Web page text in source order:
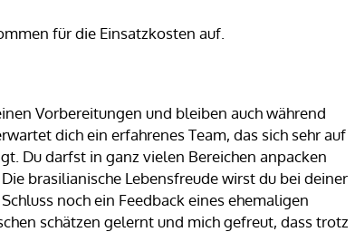
für die Einsatzkosten auf.
Vorbereitungen und bleiben auch während
dich ein erfahrenes Team, das sich sehr auf
Du darfst in ganz vielen Bereichen anpacken
brasilianische Lebensfreude wirst du bei deiner
noch ein Feedback eines ehemaligen
schätzen gelernt und mich gefreut, dass trotz